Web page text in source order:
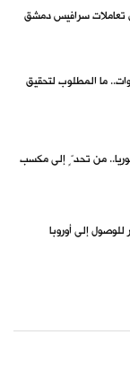
لصناعة النسيج خلال 10 سنوات.. ما المطلوب لتحقيق
سوريا.. من تحدٍّ إلى مكسب